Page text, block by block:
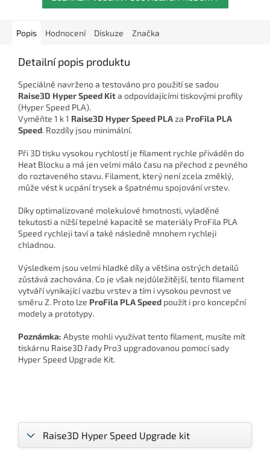
Popis Hodnocení Diskuze Značka
Detailní popis produktu
Speciálně navrženo a testováno pro použití se sadou
Raise3D Hyper Speed Kita odpovídajícími tiskovými profily
(Hyper Speed PLA).
Vyměňte 1 k 1 Raise3D Hyper Speed PLAza ProFila PLA
Speed. Rozdíly jsou minimální.
Při 3D tisku vysokou rychlostí je filament rychle přiváděn do
Heat Blocku a má jen velmi málo času na přechod z pevného
do roztaveného stavu. Filament, který není zcela změklý,
může vést k ucpání trysek a špatnému spojování vrstev.
Díky optimalizované molekulové hmotnosti, vyladěné
tekutosti a nižší tepelné kapacitě se materiály ProFila PLA
Speed rychleji taví a také následně mnohem rychleji
chladnou.
Výsledkem jsou velmi hladké díly a většina ostrých detailů
zůstává zachována. Co je však nejdůležitější, tento filament
vytváří vynikající vazbu vrstev a tím i vysokou pevnost ve
směru Z. Proto lze ProFila PLA Speed použít i pro koncepční
modely a prototypy.
Poznámka: Abyste mohli využívat tento filament, musíte mít
tiskárnu Raise3D řady Pro3 upgradovanou pomocí sady
Hyper Speed Upgrade Kit.
Raise3D Hyper Speed Upgrade kit